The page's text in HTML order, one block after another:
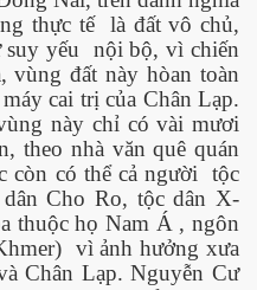
thực tế
là đất vô chủ,
yếu
nội bộ, vì chiến
đất này hòan toàn
cai trị của Chân Lạp.
này chỉ có vài mươi
theo nhà văn quê quán
còn có thể cả người tộc
Cho Ro, tộc dân X-
thuộc họ Nam Á , ngôn
vì ảnh hưởng xưa
Chân Lạp. Nguyễn Cư